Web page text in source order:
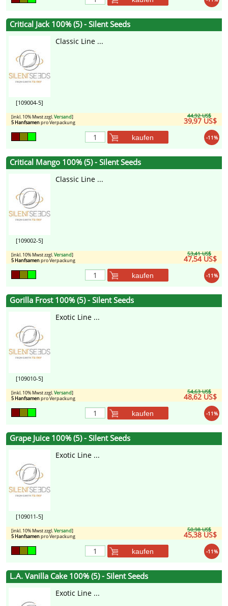
Critical Jack 100% (5) - Silent Seeds
[109004-5]
Classic Line ...
44,92 US$
39,97 US$
[inkl. 10% Mwst zzgl.Versand]
5 Hanfsamenpro Verpackung
-11%
kaufen
Critical Mango 100% (5) - Silent Seeds
[109002-5]
Classic Line ...
53,41 US$
47,54 US$
[inkl. 10% Mwst zzgl.Versand]
5 Hanfsamenpro Verpackung
-11%
kaufen
Gorilla Frost 100% (5) - Silent Seeds
[109010-5]
Exotic Line ...
54,63 US$
48,62 US$
[inkl. 10% Mwst zzgl.Versand]
5 Hanfsamenpro Verpackung
-11%
kaufen
Grape Juice 100% (5) - Silent Seeds
[109011-5]
Exotic Line ...
50,98 US$
45,38 US$
[inkl. 10% Mwst zzgl.Versand]
5 Hanfsamenpro Verpackung
-11%
kaufen
L.A. Vanilla Cake 100% (5) - Silent Seeds
Exotic Line ...